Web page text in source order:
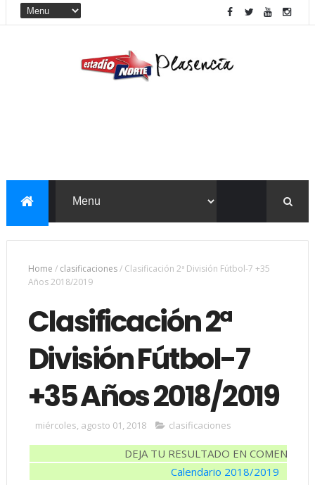
Home / clasificaciones/ Clasificación 2ª División Fútbol-7 +35
Años 2018/2019
Clasificación 2ª
División Fútbol-7
+35 Años 2018/2019
miércoles, agosto 01, 2018 clasificaciones
DEJA TU RESULTADO EN
Calendario 2018/2019